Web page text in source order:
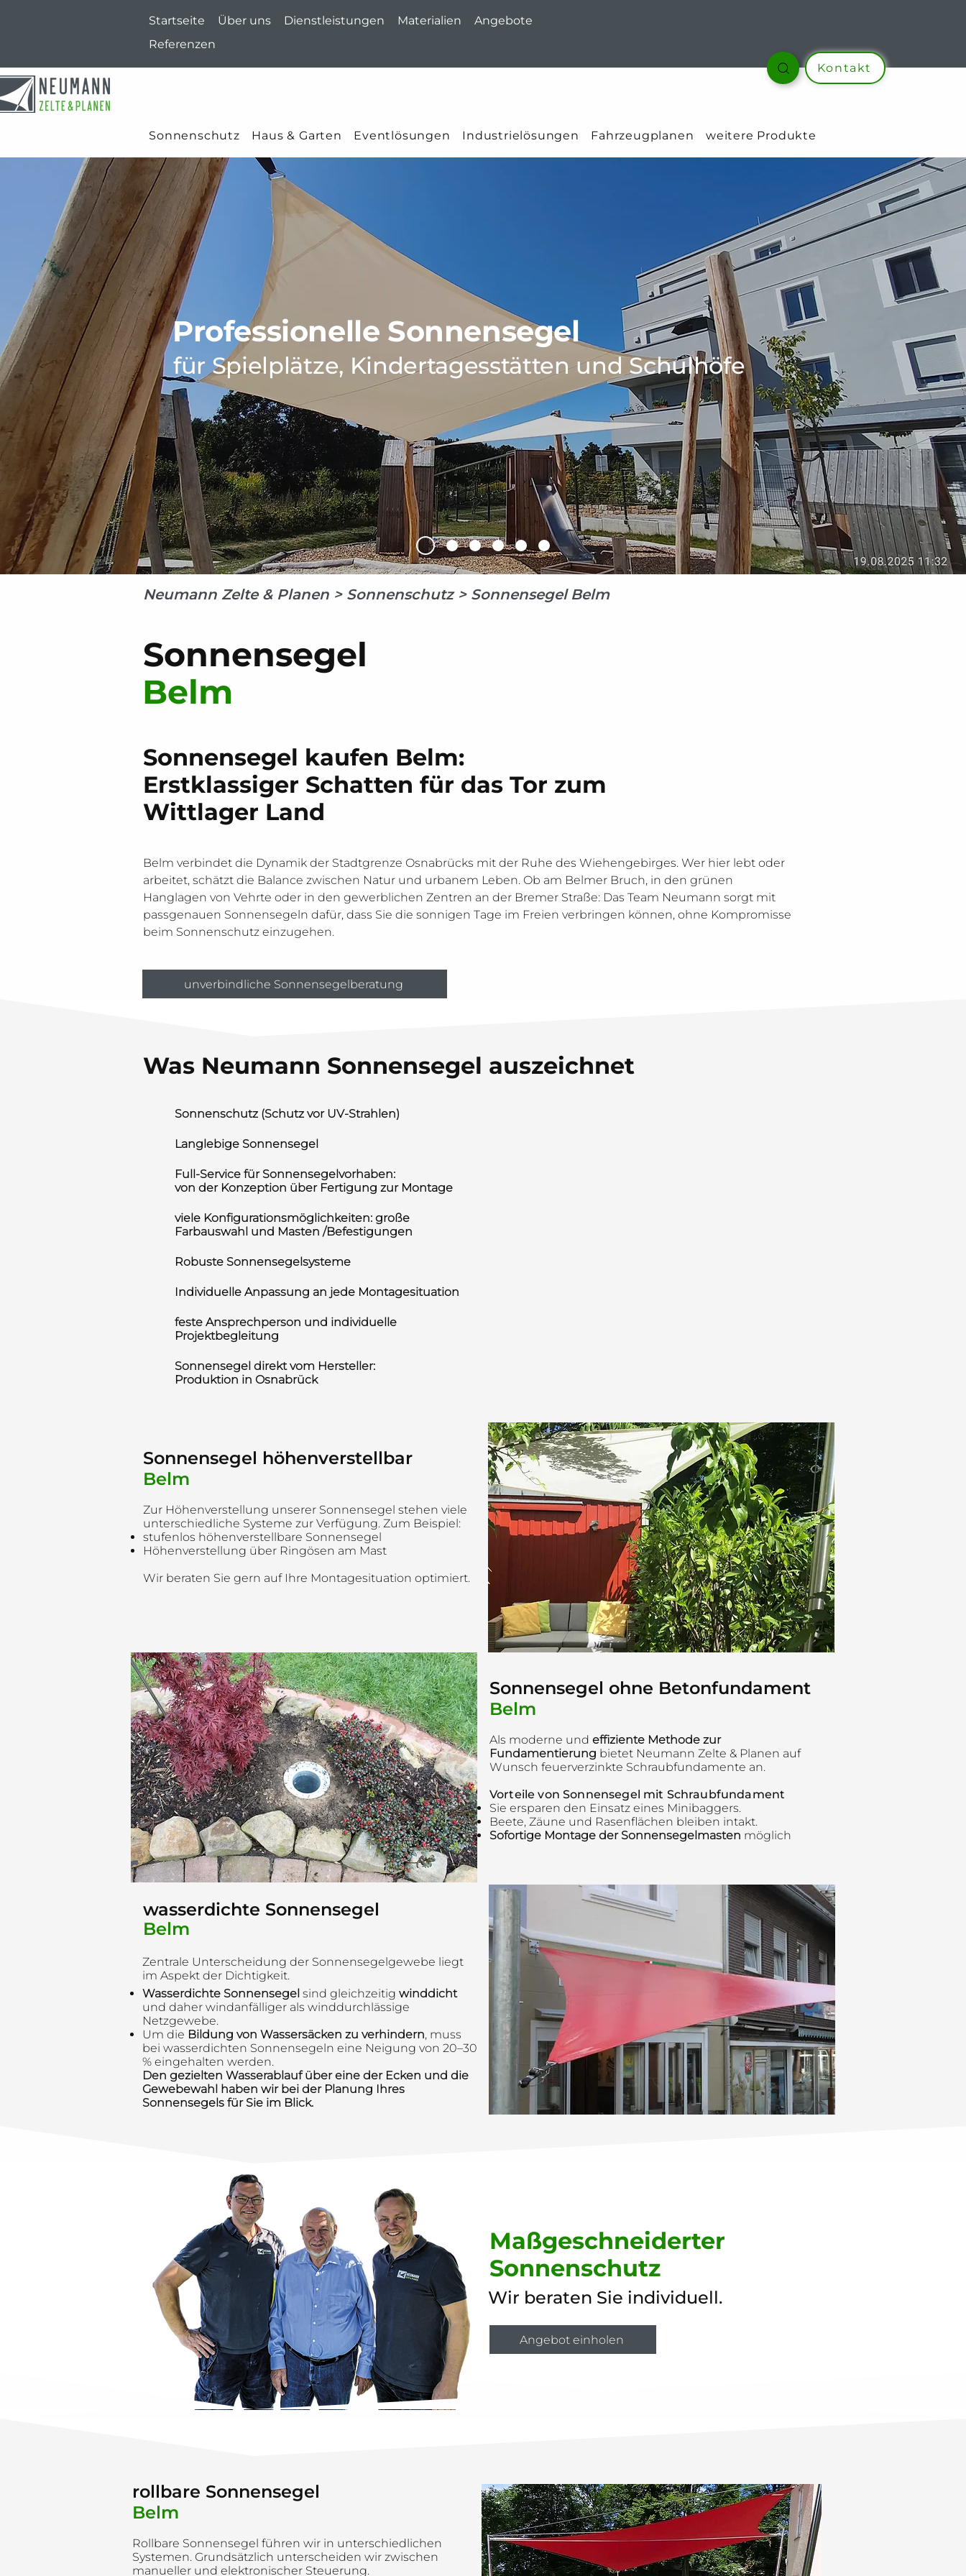
Kontakt
Startseite Über uns Dienstleistungen Materialien
Angebote
Referenzen
Sonnenschutz Haus & Garten Eventlösungen Industrielösungen Fahrzeugplanen weitere Produkte
für Spielplätze, Kindertagesstätten und Schulhöfe
Professionelle Sonnensegel
Neumann Zelte & Planen > Sonnenschutz> Sonnensegel Belm
Sonnensegel
Belm
Sonnensegel kaufen Belm:
Erstklassiger Schatten für das Tor zum
Wittlager Land
Belm verbindet die Dynamik der Stadtgrenze Osnabrücks mit der Ruhe des Wiehengebirges. Wer hier lebt oder
arbeitet, schätzt die Balance zwischen Natur und urbanem Leben. Ob am Belmer Bruch, in den grünen
Hanglagen von Vehrte oder in den gewerblichen Zentren an der Bremer Straße: Das Team Neumann sorgt mit
passgenauen Sonnensegeln dafür, dass Sie die sonnigen Tage im Freien verbringen können, ohne Kompromisse
beim Sonnenschutz einzugehen.
unverbindliche Sonnensegelberatung
Was Neumann Sonnensegel auszeichnet
Sonnenschutz (Schutz vor UV-Strahlen)
Langlebige Sonnensegel
Full-Service für Sonnensegelvorhaben:
von der Konzeption über Fertigung zur Montage
viele Konfigurationsmöglichkeiten: große
Farbauswahl und Masten /Befestigungen
Robuste Sonnensegelsysteme
Individuelle Anpassung an jede Montagesituation
feste Ansprechperson und individuelle
Projektbegleitung
Sonnensegel direkt vom Hersteller:
Produktion in Osnabrück
Sonnensegel höhenverstellbar
Belm
Zur Höhenverstellung unserer Sonnensegel stehen viele
unterschiedliche Systeme zur Verfügung. Zum Beispiel:
stufenlos höhenverstellbare Sonnensegel
Höhenverstellung über Ringösen am Mast
Wir beraten Sie gern auf Ihre Montagesituation optimiert.
Sonnensegel ohne Betonfundament
Belm
Als moderne und effiziente Methode zur
Fundamentierung bietet Neumann Zelte & Planen auf
Wunsch feuerverzinkte Schraubfundamente an.
Vorteile von Sonnensegel mit Schraubfundament​
Sie ersparen den Einsatz eines Minibaggers.
Beete, Zäune und Rasenflächen bleiben intakt.
Sofortige Montage der Sonnensegelmasten möglich
wasserdichte Sonnensegel
Belm
Zentrale Unterscheidung der Sonnensegelgewebe liegt
im Aspekt der Dichtigkeit.
Wasserdichte Sonnensegel sind gleichzeitig winddicht
und daher windanfälliger als winddurchlässige
Netzgewebe.
Um die Bildung von Wassersäcken zu verhindern, muss
bei wasserdichten Sonnensegeln eine Neigung von 20–30
% eingehalten werden.
Den gezielten Wasserablauf über eine der Ecken und die
Gewebewahl haben wir bei der Planung Ihres
Sonnensegels für Sie im Blick.
Maßgeschneiderter
Sonnenschutz
Wir beraten Sie individuell.
Angebot einholen
rollbare Sonnensegel
Belm
Rollbare Sonnensegel führen wir in unterschiedlichen
Systemen. Grundsätzlich unterscheiden wir zwischen
manueller und elektronischer Steuerung.